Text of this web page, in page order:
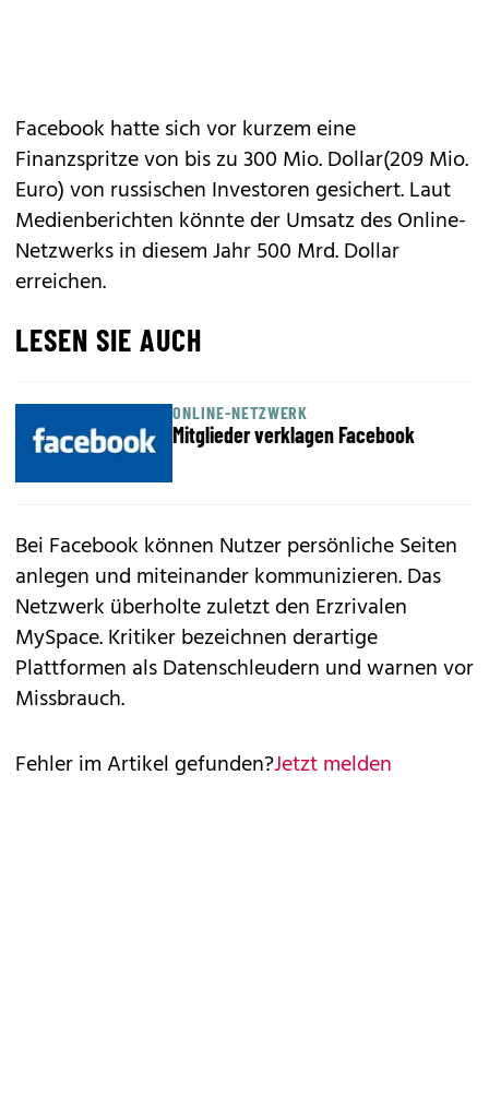
Facebook hatte sich vor kurzem eine
Finanzspritze von bis zu 300 Mio. Dollar(209 Mio.
Euro) von russischen Investoren gesichert. Laut
Medienberichten könnte der Umsatz des Online-
Netzwerks in diesem Jahr 500 Mrd. Dollar
erreichen.
LESEN SIE AUCH
ONLINE-NETZWERK
Mitglieder verklagen Facebook
Bei Facebook können Nutzer persönliche Seiten
anlegen und miteinander kommunizieren. Das
Netzwerk überholte zuletzt den Erzrivalen
MySpace. Kritiker bezeichnen derartige
Plattformen als Datenschleudern und warnen vor
Missbrauch.
Fehler im Artikel gefunden?Jetzt melden